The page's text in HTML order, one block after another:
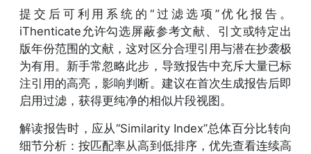
提交后可利用系统的“过滤选项”优化报告。
iThenticate允许勾选屏蔽参考文献、引文或特定出
版年份范围的文献，这对区分合理引用与潜在抄袭极
为有用。新手常忽略此步，导致报告中充斥大量已标
注引用的高亮，影响判断。建议在首次生成报告后即
启用过滤，获得更纯净的相似片段视图。
解读报告时，应从“Similarity Index”总体百分比转向
细节分析：按匹配率从高到低排序，优先查看连续高